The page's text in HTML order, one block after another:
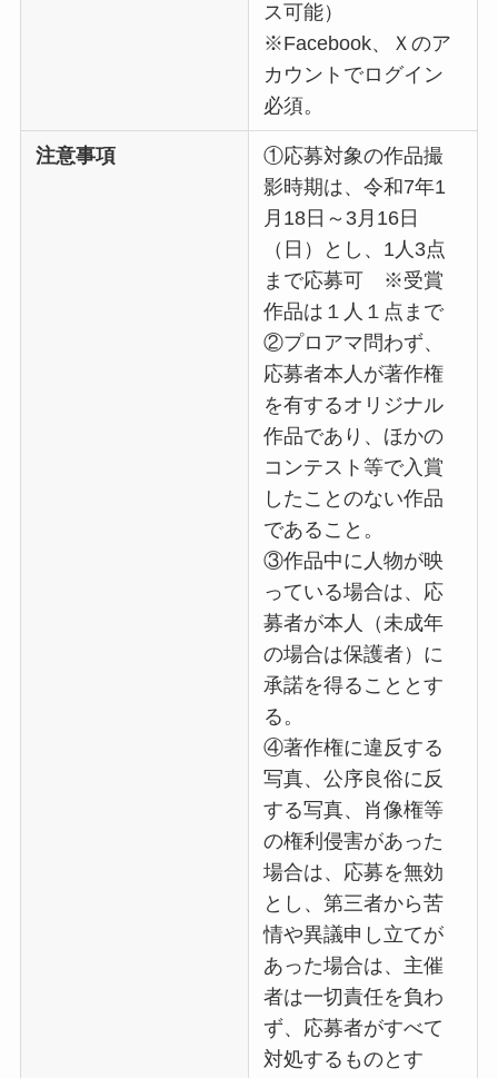
ス可能）
※Facebook、Ｘのア
カウントでログイン
必須。
注意事項
①応募対象の作品撮
影時期は、令和7年1
月18日～3月16日
（日）とし、1人3点
まで応募可 ※受賞
作品は１人１点まで
②プロアマ問わず、
応募者本人が著作権
を有するオリジナル
作品であり、ほかの
コンテスト等で入賞
したことのない作品
であること。
③作品中に人物が映
っている場合は、応
募者が本人（未成年
の場合は保護者）に
承諾を得ることとす
る。
④著作権に違反する
写真、公序良俗に反
する写真、肖像権等
の権利侵害があった
場合は、応募を無効
とし、第三者から苦
情や異議申し立てが
あった場合は、主催
者は一切責任を負わ
ず、応募者がすべて
対処するものとす